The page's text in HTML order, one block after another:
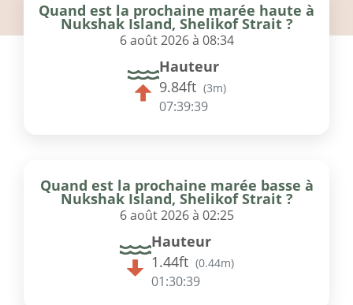
Quand est la prochaine marée haute à
Nukshak Island, Shelikof Strait ?
6 août 2026 à 08:34
Hauteur
9.84ft (3m)
07:39:39
Quand est la prochaine marée basse à
Nukshak Island, Shelikof Strait ?
6 août 2026 à 02:25
Hauteur
1.44ft (0.44m)
01:30:39